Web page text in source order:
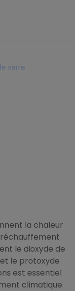
serre
la chaleur
le dioxyde de
le protoxyde
est essentiel
climatique.